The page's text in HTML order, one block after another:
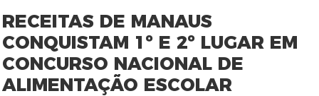
RECEITAS DE MANAUS
CONQUISTAM 1º E 2º LUGAR EM
CONCURSO NACIONAL DE
ALIMENTAÇÃO ESCOLAR